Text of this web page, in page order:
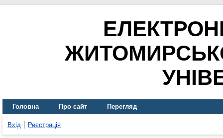
Головна Про сайт Перегляд
Вхід Реєстрація